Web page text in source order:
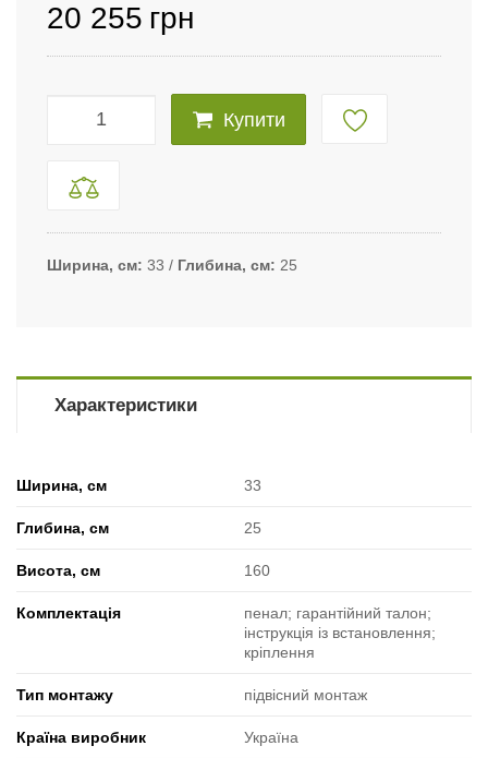
20 255 грн
Купити
Ширина, см 33 Глибина, см 25
Характеристики
Ширина, см 33
Глибина, см 25
Висота, см 160
Комплектація
пенал; гарантійний талон;
інструкція із встановлення;
кріплення
Тип монтажу підвісний монтаж
Країна виробник Україна